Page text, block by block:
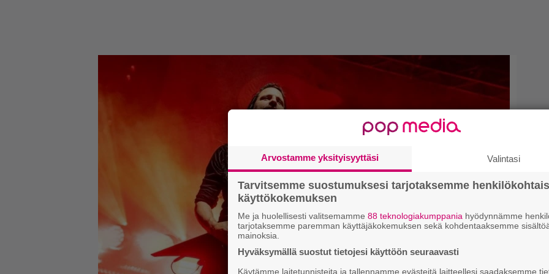
Arvostamme yksityisyyttäsi Valintasi
Tarvitsemme suostumuksesi tarjotaksemme
käyttökokemuksen
Me ja huolellisesti valitsemamme 88 teknologiakumppania hyödynnämme
tarjotaksemme paremman käyttäjäkokemuksen sekä kohdentaaksemme
mainoksia.
Hyväksymällä suostut tietojesi käyttöön seuraavasti
Käytämme laitetunnisteita ja tallennamme evästeitä laitteellesi saadaksemme